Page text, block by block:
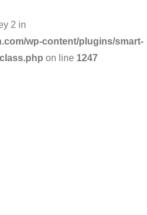
2 in
wp-content/plugins/smart-
on line 1247